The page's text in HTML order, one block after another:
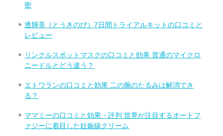
密
透輝美（とうきのび）7日間トライアルキットの口コミと
レビュー
リンクルスポットマスクの口コミと効果 普通のマイクロ
ニードルとどう違う？
エトワランの口コミと効果 二の腕のたるみは解消でき
る？
ママミーの口コミと効果・評判 世界が注目するオートフ
ァジーに着目した妊娠線クリーム